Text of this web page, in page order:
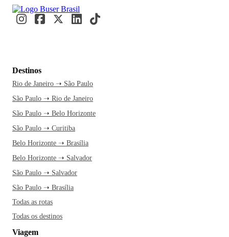
Destinos
Rio de Janeiro ➝ São Paulo
São Paulo ➝ Rio de Janeiro
São Paulo ➝ Belo Horizonte
São Paulo ➝ Curitiba
Belo Horizonte ➝ Brasília
Belo Horizonte ➝ Salvador
São Paulo ➝ Salvador
São Paulo ➝ Brasília
Todas as rotas
Todas os destinos
Viagem